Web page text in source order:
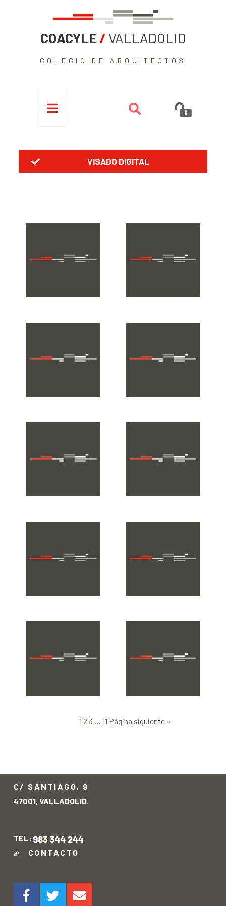
COACYLE / VALLADOLID
COLEGIO DE ARQUITECTOS
VISADO DIGITAL
1 2 3 11 Página siguiente »
C/ SANTIAGO, 9
47001, VALLADOLID.
TEL:
CONTACTO